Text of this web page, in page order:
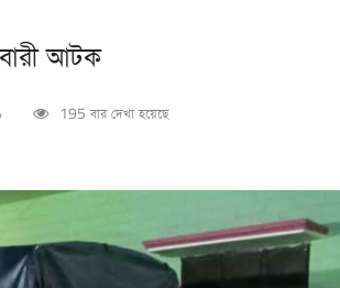
আটক
195 বার দেখা হয়েছে